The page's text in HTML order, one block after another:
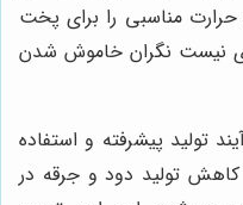
مناسبی را برای پخت
نیست نگران خاموش شدن
تولید پیشرفته و استفاده
کاهش تولید دود و جرقه در